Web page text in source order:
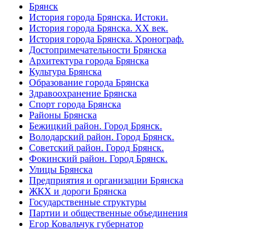
Брянск
История города Брянска. Истоки.
История города Брянска. XX век.
История города Брянска. Хронограф.
Достопримечательности Брянска
Архитектура города Брянска
Культура Брянска
Образование города Брянска
Здравоохранение Брянска
Спорт города Брянска
Районы Брянска
Бежицкий район. Город Брянск.
Володарский район. Город Брянск.
Советский район. Город Брянск.
Фокинский район. Город Брянск.
Улицы Брянска
Предприятия и организации Брянска
ЖКХ и дороги Брянска
Государственные структуры
Партии и общественные объединения
Егор Ковальчук губернатор